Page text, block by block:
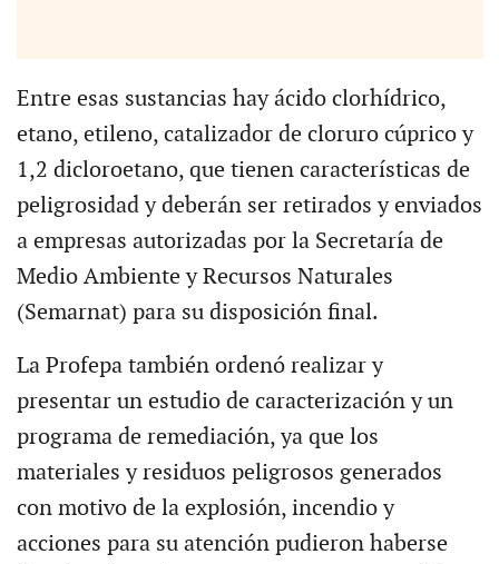
Entre esas sustancias hay ácido clorhídrico,
etano, etileno, catalizador de cloruro cúprico y
1,2 dicloroetano, que tienen características de
peligrosidad y deberán ser retirados y enviados
a empresas autorizadas por la Secretaría de
Medio Ambiente y Recursos Naturales
(Semarnat) para su disposición final.
La Profepa también ordenó realizar y
presentar un estudio de caracterización y un
programa de remediación, ya que los
materiales y residuos peligrosos generados
con motivo de la explosión, incendio y
acciones para su atención pudieron haberse